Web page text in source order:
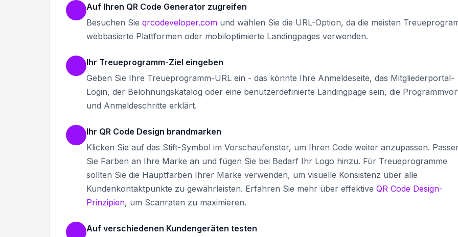
Auf Ihren QR Code Generator zugreifen
Besuchen Sie qrcodeveloper.com und wählen Sie die URL-Option, da die meisten
webbasierte Plattformen oder mobiloptimierte Landingpages verwenden.
Ihr Treueprogramm-Ziel eingeben
Geben Sie Ihre Treueprogramm-URL ein - das könnte Ihre Anmeldeseite, das Mitgliederportal-
Login, der Belohnungskatalog oder eine benutzerdefinierte Landingpage sein, die
und Anmeldeschritte erklärt.
Ihr QR Code Design brandmarken
Klicken Sie auf das Stift-Symbol im Vorschaufenster, um Ihren Code weiter anzupassen.
Sie Farben an Ihre Marke an und fügen Sie bei Bedarf Ihr Logo hinzu. Für Treueprogramme
sollten Sie die Hauptfarben Ihrer Marke verwenden, um visuelle Konsistenz über alle
Kundenkontaktpunkte zu gewährleisten. Erfahren Sie mehr über effektive QR Code Design-
Prinzipien, um Scanraten zu maximieren.
Auf verschiedenen Kundengeräten testen